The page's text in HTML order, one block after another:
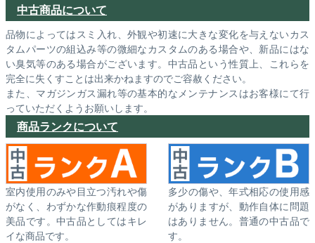
中古商品について
品物によってはスミ入れ、外観や初速に大きな変化を与えないカス
タムパーツの組込み等の微細なカスタムのある場合や、新品にはな
い臭気等のある場合がございます。中古品という性質上、これらを
完全に失くすことは出来かねますのでご容赦ください。
また、マガジンガス漏れ等の基本的なメンテナンスはお客様にて行
っていただくようお願いします。
商品ランクについて
室内使用のみや目立つ汚れや傷
がなく、わずかな作動痕程度の
美品です。中古品としてはキレ
イな商品です。
多少の傷や、年式相応の使用感
がありますが、動作自体に問題
はありません。普通の中古品で
す。